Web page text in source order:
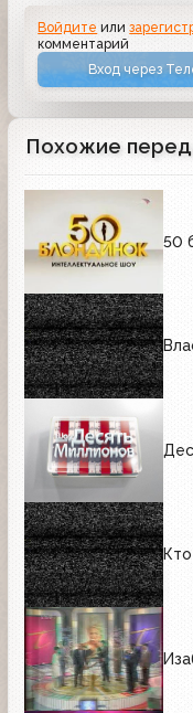
Войдите или
комментарий
Вход через
Похожие
50